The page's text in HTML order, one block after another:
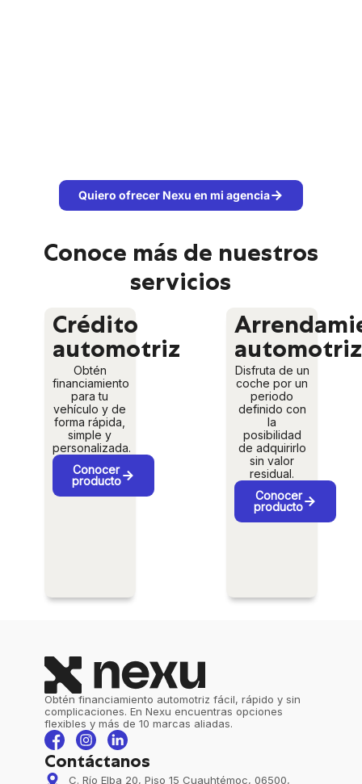
Quiero ofrecer Nexu en mi agencia
Conoce más de nuestros
servicios
Crédito
automotriz
Obtén
financiamiento
para tu
vehículo y de
forma rápida,
simple y
personalizada.
Conocer
producto
automotriz
Disfruta de un
coche por un
periodo
definido con
la
posibilidad
de adquirirlo
sin valor
residual.
Conocer
producto
Obtén financiamiento automotriz fácil, rápido y sin
complicaciones. En Nexu encuentras opciones
flexibles y más de 10 marcas aliadas.
Contáctanos
C. Río Elba 20, Piso 15 Cuauhtémoc, 06500,